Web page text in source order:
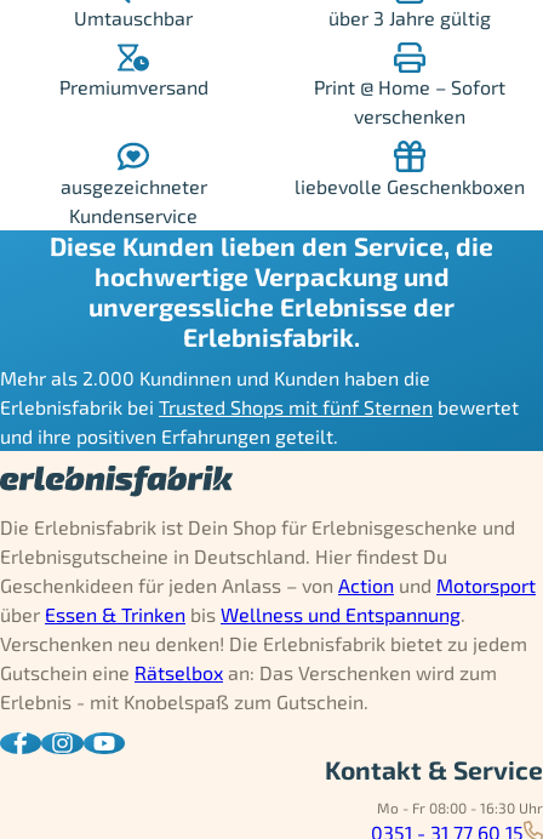
Umtauschbar über 3 Jahre gültig
Premiumversand
Print @ Home – Sofort
verschenken
ausgezeichneter
Kundenservice
liebevolle Geschenkboxen
Diese Kunden lieben den Service, die
hochwertige Verpackung und
unvergessliche Erlebnisse der
Erlebnisfabrik.
Mehr als 2.000 Kundinnen und Kunden haben die
Erlebnisfabrik bei Trusted Shops mit fünf Sternen bewertet
und ihre positiven Erfahrungen geteilt.
Die Erlebnisfabrik ist Dein Shop für Erlebnisgeschenke und
Erlebnisgutscheine in Deutschland. Hier findest Du
Geschenkideen für jeden Anlass – von Action und Motorsport
über Essen & Trinken bis Wellness und Entspannung.
Verschenken neu denken! Die Erlebnisfabrik bietet zu jedem
Gutschein eine Rätselbox an: Das Verschenken wird zum
Erlebnis - mit Knobelspaß zum Gutschein.
Kontakt & Service
Mo - Fr 08:00 - 16:30 Uhr
0351 - 31 77 60 15